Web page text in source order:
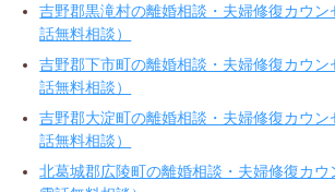
吉野郡黒滝村の離婚相談・夫婦修復カウ
話無料相談）
吉野郡下市町の離婚相談・夫婦修復カウ
話無料相談）
吉野郡大淀町の離婚相談・夫婦修復カウ
話無料相談）
北葛城郡広陵町の離婚相談・夫婦修復カウ